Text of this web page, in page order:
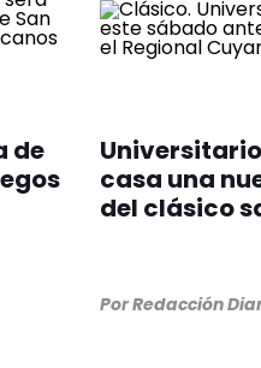
de
casa una
del clásico
PorRedacción